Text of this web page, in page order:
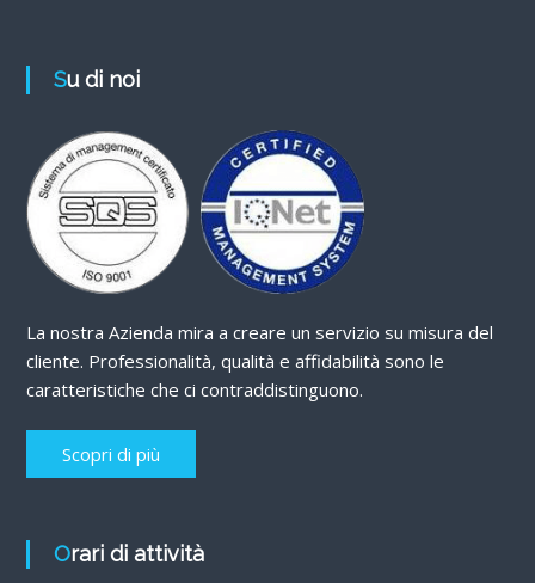
Su di noi
La nostra Azienda mira a creare un servizio su misura del
cliente. Professionalità, qualità e affidabilità sono le
caratteristiche che ci contraddistinguono.
Scopri di più
Orari di attività